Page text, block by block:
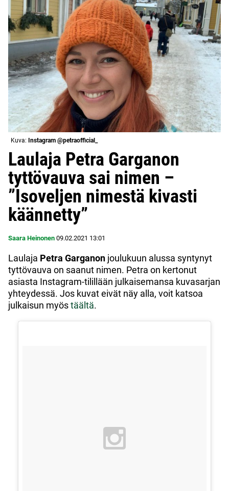
Kuva: Instagram @petraofficial_
Laulaja Petra Garganon
tyttövauva sai nimen –
”Isoveljen nimestä kivasti
käännetty”
Saara Heinonen 09.02.2021 13:01
Laulaja Petra Garganon joulukuun alussa syntynyt
tyttövauva on saanut nimen. Petra on kertonut
asiasta Instagram-tilillään julkaisemansa kuvasarjan
yhteydessä. Jos kuvat eivät näy alla, voit katsoa
julkaisun myöstäältä.